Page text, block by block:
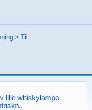
> Til
lille whiskylampe